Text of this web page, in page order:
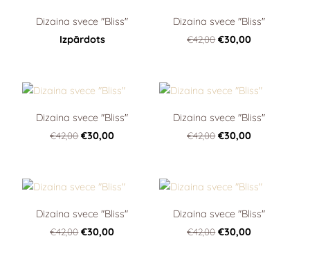
Dizaina svece "Bliss"
Izpārdots
Dizaina svece "Bliss"
€42,00 €30,00
Dizaina svece "Bliss"
€42,00 €30,00
Dizaina svece "Bliss"
€42,00 €30,00
Dizaina svece "Bliss"
€42,00 €30,00
Dizaina svece "Bliss"
€42,00 €30,00